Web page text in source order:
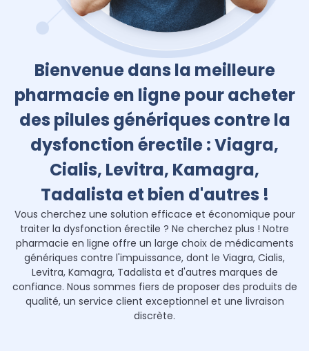
Bienvenue dans la meilleure
pharmacie en ligne pour acheter
des pilules génériques contre la
dysfonction érectile : Viagra,
Cialis, Levitra, Kamagra,
Tadalista et bien d'autres !
Vous cherchez une solution efficace et économique pour
traiter la dysfonction érectile ? Ne cherchez plus ! Notre
pharmacie en ligne offre un large choix de médicaments
génériques contre l'impuissance, dont le Viagra, Cialis,
Levitra, Kamagra, Tadalista et d'autres marques de
confiance. Nous sommes fiers de proposer des produits de
qualité, un service client exceptionnel et une livraison
discrète.